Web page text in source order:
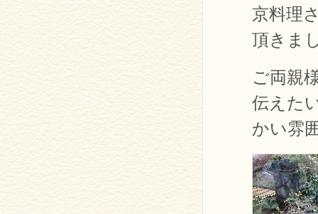
京料理
頂きま
ご両親
伝えた
かい雰